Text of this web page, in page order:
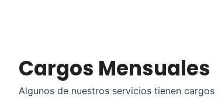
Cargos Mensuales
Algunos de nuestros servicios tienen